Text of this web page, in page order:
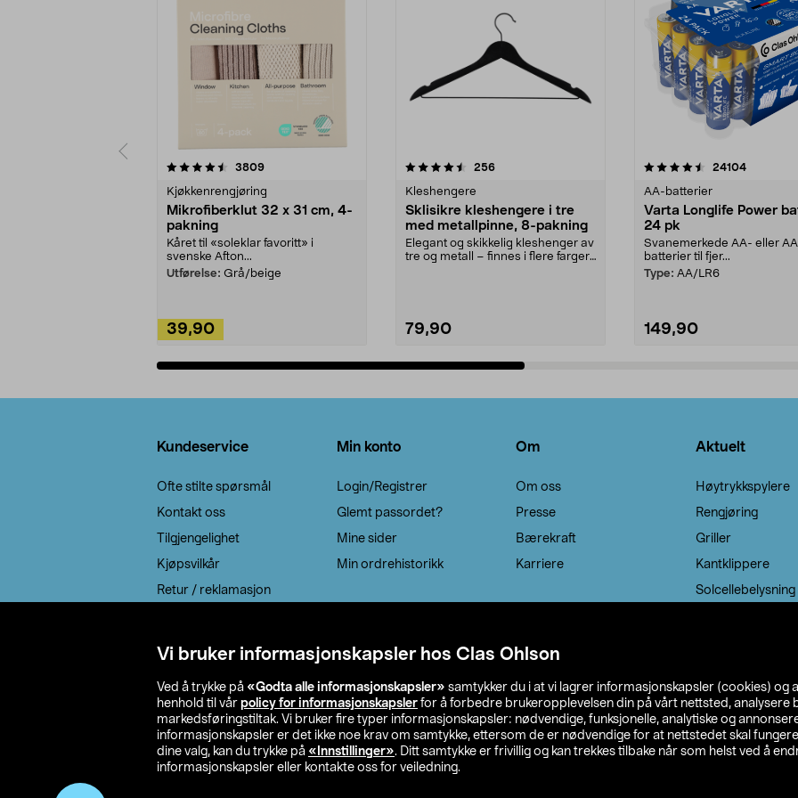
Vi bruker informasjonskapsler hos Clas Ohlson
Ved å trykke på «Godta alle informasjonskapsler» samtykker du i at vi lagrer informasjonskapsler (cookies) og
henhold til vår policy for informasjonskapsler for å forbedre brukeropplevelsen din på vårt nettsted, analysere
markedsføringstiltak. Vi bruker fire typer informasjonskapsler: nødvendige, funksjonelle, analytiske og
informasjonskapsler er det ikke noe krav om samtykke, ettersom de er nødvendige for at nettstedet skal
dine valg, kan du trykke på «Innstillinger». Ditt samtykke er frivillig og kan trekkes tilbake når som helst ved å
informasjonskapsler eller kontakte oss for veiledning.
3809anmeldelser
Kjøkkenrengjøring
Mikrofiberklut 32 x 31 cm, 4-
pakning
Kåret til «soleklar favoritt» i
svenske Afton...
Utførelse: Grå/beige
39,90
4.5av 5 stjerner 256anmeldelser
Kleshengere
Sklisikre kleshengere i tre
med metallpinne, 8-pakning
Elegant og skikkelig kleshenger av
tre og metall – finnes i flere farger.
79,90
4.5av 5 stjerner 24104
AA-batterier
Varta Longlife Power
24 pk
Svanemerkede AA- eller
batterier til fjer...
Type: AA/LR6
149,90
4.5av 5 stjerner
Kundeservice
Ofte stilte spørsmål
Kontakt oss
Tilgjengelighet
Kjøpsvilkår
Retur / reklamasjon
Min konto
Login/Registrer
Glemt passordet?
Mine sider
Min ordrehistorikk
Om
Om oss
Presse
Bærekraft
Karriere
Aktuelt
Høytrykkspylere
Rengjøring
Griller
Kantklippere
Solcellebelysning